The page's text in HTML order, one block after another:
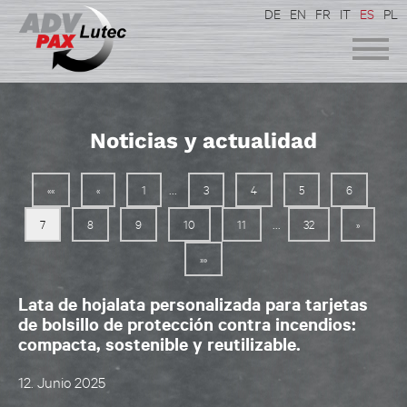
DE EN FR IT ES PL
Noticias y actualidad
«« « 1 ... 3 4 5 6
7 8 9 10 11 ... 32 »
»»
Lata de hojalata personalizada para tarjetas
de bolsillo de protección contra incendios:
compacta, sostenible y reutilizable.
12. Junio 2025